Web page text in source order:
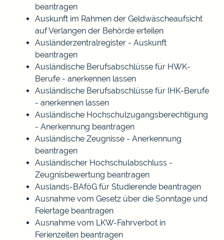
beantragen
Auskunft im Rahmen der Geldwäscheaufsicht
auf Verlangen der Behörde erteilen
Ausländerzentralregister - Auskunft
beantragen
Ausländische Berufsabschlüsse für HWK-
Berufe - anerkennen lassen
Ausländische Berufsabschlüsse für IHK-Berufe
- anerkennen lassen
Ausländische Hochschulzugangsberechtigung
- Anerkennung beantragen
Ausländische Zeugnisse - Anerkennung
beantragen
Ausländischer Hochschulabschluss -
Zeugnisbewertung beantragen
Auslands-BAföG für Studierende beantragen
Ausnahme vom Gesetz über die Sonntage und
Feiertage beantragen
Ausnahme vom LKW-Fahrverbot in
Ferienzeiten beantragen